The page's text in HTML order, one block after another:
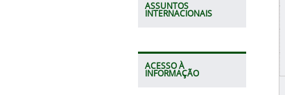
ASSUNTOS
INTERNACIONAIS
ACESSO À
INFORMAÇÃO